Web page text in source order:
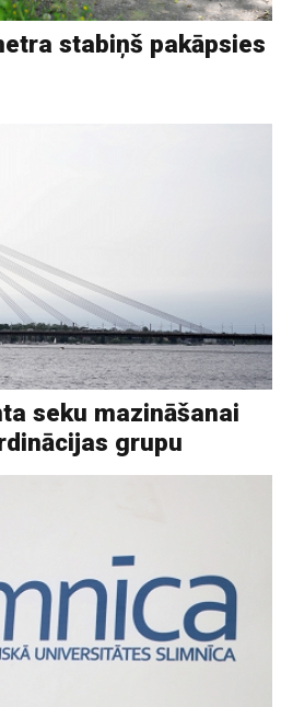
stabiņš pakāpsies
seku mazināšanai
grupu